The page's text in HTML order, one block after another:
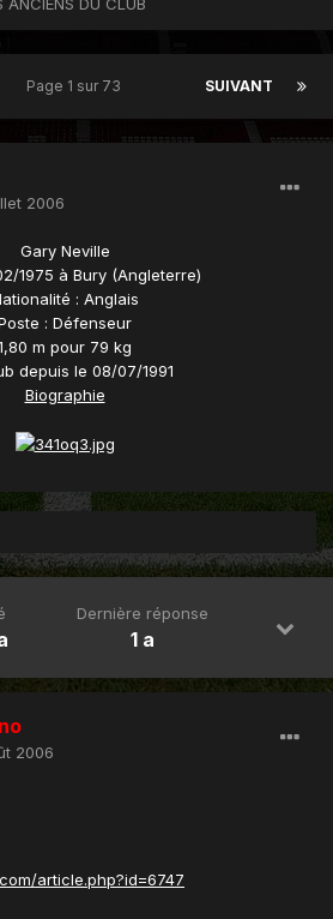
SUIVANT
Page 1 sur 73
2006
Gary Neville
1975 à Bury (Angleterre)
: Anglais
: Défenseur
m pour 79 kg
depuis le 08/07/1991
Biographie
Dernière réponse
1 a
2006
article.php?id=6747